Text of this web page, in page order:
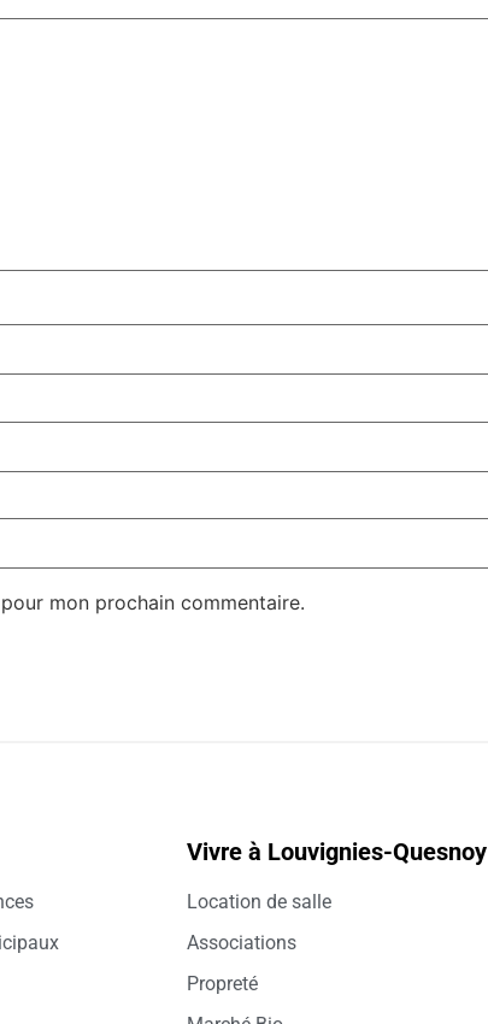
mon prochain commentaire.
Vivre à Louvignies-Quesnoy
Location de salle
Associations
Propreté